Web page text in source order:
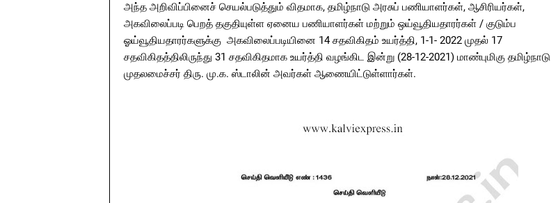
அந்த அறிவிப்பினைச்‌ செயல்படுத்தும்‌ விதமாக, தமிழ்நாடு அரசுப்‌ பணியாளர்கள்‌, ஆசிரியர்கள்‌,
அகவிலைப்படி பெறத்‌ தகுதியுள்ள ஏனைய பணியாளர்கள்‌ மற்றும்‌ ஒய்வூதியதாரர்கள்‌ / குடும்ப
ஓய்வூதியதாரர்களுக்கு அகவிலைப்படியினை 14 சதவிகிதம்‌ உயர்த்தி, 1-1- 2022 முதல்‌ 17
சதவிகிதத்திலிருந்து 31 சதவிகிதமாக உயர்த்தி வழங்கிட இன்று (28-12-2021) மாண்புமிகு தமிழ்நாடு
முதலமைச்சர்‌ திரு. மு.க. ஸ்டாலின்‌ அவர்கள்‌ ஆணையிட்டுள்ளார்கள்‌.